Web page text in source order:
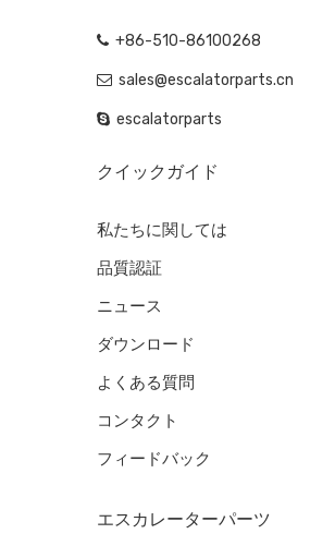
+86-510-86100268
sales@escalatorparts.cn
escalatorparts
クイックガイド
私たちに関しては
品質認証
ニュース
ダウンロード
よくある質問
コンタクト
フィードバック
エスカレーターパーツ